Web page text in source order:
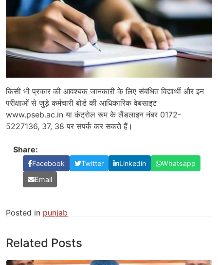
किसी भी प्रकार की आवश्यक जानकारी के लिए संबंधित विद्यार्थी और इन
परीक्षाओं से जुड़े कर्मचारी बोर्ड की आधिकारिक वेबसाइट
www.pseb.ac.in या कंट्रोल रूम के लैंडलाइन नंबर 0172-
5227136, 37, 38 पर संपर्क कर सकते हैं।
Share:
Facebook Twitter Linkedin
Whatsapp
Email
Posted in punjab
Related Posts